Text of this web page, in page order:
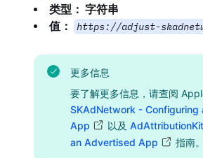
类型： 字符串
值：
https://adjust-
更多信息
要了解更多信息，请查阅
SKAdNetwork - Configuring
App
以及
an Advertised App
指南。